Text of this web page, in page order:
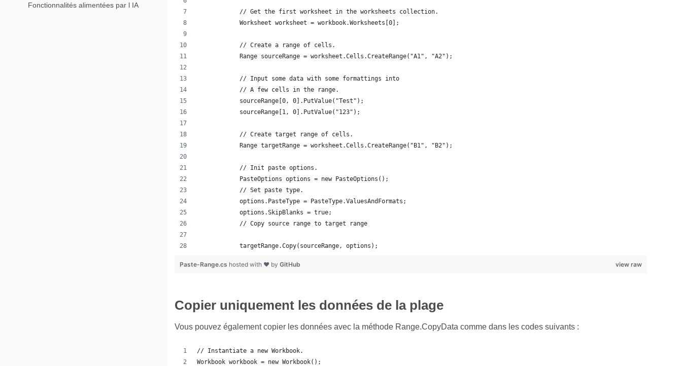
Fonctionnalités alimentées par l IA
            // Get the first worksheet in the worksheets collection.
            Worksheet worksheet = workbook.Worksheets[0];
            // Create a range of cells.
            Range sourceRange = worksheet.Cells.CreateRange("A1", "A2");
            // Input some data with some formattings into
            // A few cells in the range.
            sourceRange[0, 0].PutValue("Test");
            sourceRange[1, 0].PutValue("123");
            // Create target range of cells.
            Range targetRange = worksheet.Cells.CreateRange("B1", "B2");
            // Init paste options.
            PasteOptions options = new PasteOptions();
            // Set paste type.
            options.PasteType = PasteType.ValuesAndFormats;
            options.SkipBlanks = true;
            // Copy source range to target range
            targetRange.Copy(sourceRange, options);
view raw
Paste-Range.cs hosted with ❤ by GitHub
Copier uniquement les données de la plage
Vous pouvez également copier les données avec la méthode Range.CopyData comme dans les codes suivants :
// Instantiate a new Workbook.
Workbook workbook = new Workbook();